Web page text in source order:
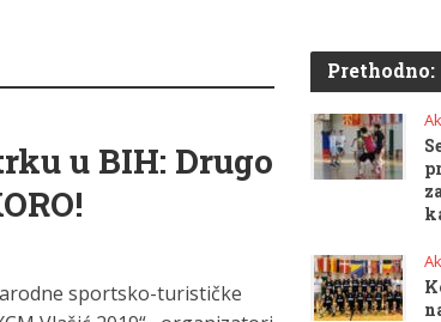
u BIH: Drugo
sportsko-turističke
Prethodno: